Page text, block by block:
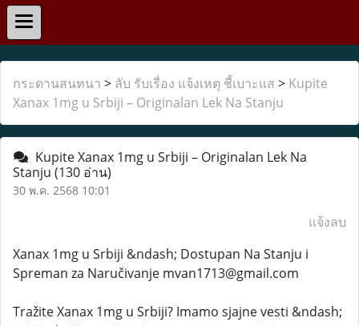
กระดานสนทนา > ลับ รับเรื่อง แจ้งเหตุ ชี้เบาะแส > Kupite
Xanax 1mg u Srbiji – Originalan Lek Na Stanju
Kupite Xanax 1mg u Srbiji – Originalan Lek Na
Stanju (130 อ่าน)
30 พ.ค. 2568 10:01
แจ้งลบ
Xanax 1mg u Srbiji &ndash; Dostupan Na Stanju i
Spreman za Naručivanje mvan1713@gmail.com
Tražite Xanax 1mg u Srbiji? Imamo sjajne vesti &ndash;